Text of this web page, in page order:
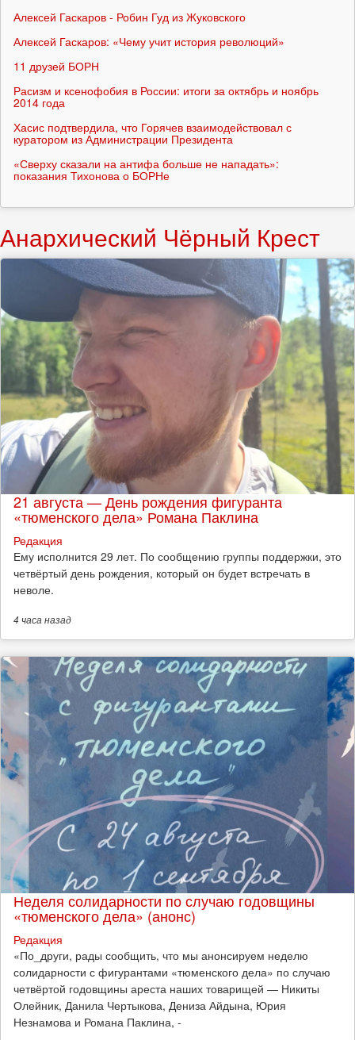
Алексей Гаскаров - Робин Гуд из Жуковского
Алексей Гаскаров: «Чему учит история революций»
11 друзей БОРН
Расизм и ксенофобия в России: итоги за октябрь и ноябрь
2014 года
Хасис подтвердила, что Горячев взаимодействовал с
куратором из Администрации Президента
«Сверху сказали на антифа больше не нападать»:
показания Тихонова о БОРНе
Анархический Чёрный Крест
21 августа — День рождения фигуранта
«тюменского дела» Романа Паклина
Редакция
Ему исполнится 29 лет. По сообщению группы поддержки, это
четвёртый день рождения, который он будет встречать в
неволе.
4 часаназад
Неделя солидарности по случаю годовщины
«тюменского дела» (анонс)
Редакция
​«По_други, рады сообщить, что мы анонсируем неделю
солидарности с фигурантами «тюменского дела» по случаю
четвёртой годовщины ареста наших товарищей — Никиты
Олейник, Данила Чертыкова, Дениза Айдына, Юрия
Незнамова и Романа Паклина, -